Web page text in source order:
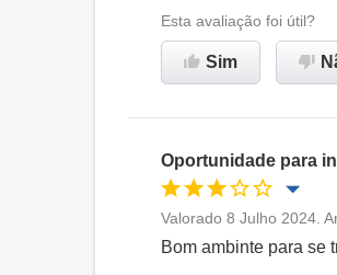
Recomenda esta
Esta avaliação foi útil?
Sim
Oportunidade para
Oportunidade de
Valorado 8 Julho 2024.
Bom ambinte para se